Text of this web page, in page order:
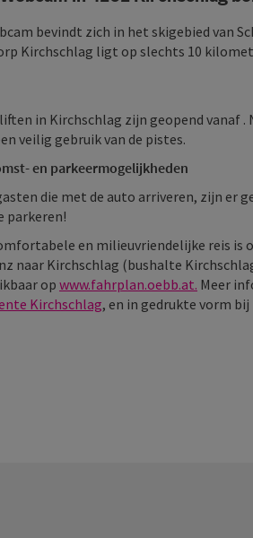
bevindt zich in het skigebied van
Kirchschlag ligt op slechts 10
in Kirchschlag zijn geopend vanaf
veilig gebruik van de pistes.
en parkeermogelijkheden
die met de auto arriveren, zijn er
parkeren!
en milieuvriendelijke reis is
naar Kirchschlag (bushalte
op www.fahrplan.oebb.at. Meer
Kirchschlag, en in gedrukte vorm